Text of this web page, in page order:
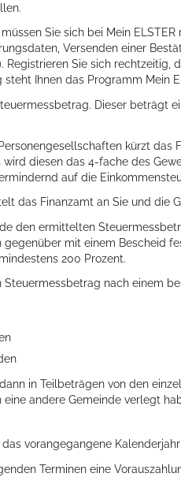
Sie sich bei Mein
Versenden einer
Registrieren Sie sich
Ihnen das Programm Mein
Dieser beträgt
kürzt
wird diesen das 4-fache des
auf die
das Finanzamt an Sie und die
den ermittelten
mit einem Bescheid
200 Prozent.
Steuermessbetrag nach einem
in Teilbeträgen von den
andere Gemeinde verlegt
vorangegangene
Terminen eine